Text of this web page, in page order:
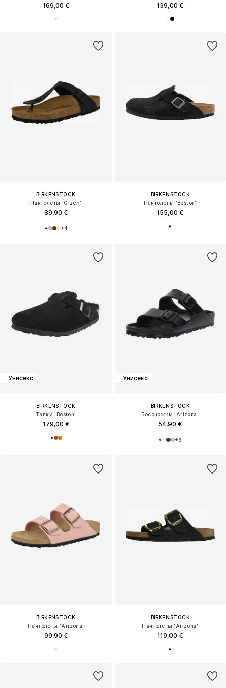
169,00 € 139,00 €
BIRKENSTOCK
Пантолеты 'Gizeh'
89,90 €
+4
BIRKENSTOCK
Пантолеты 'Boston'
155,00 €
Унисекс
BIRKENSTOCK
Тапки 'Boston'
179,00 €
Унисекс
BIRKENSTOCK
Босоножки 'Arizona'
54,90 €
+6
BIRKENSTOCK
Пантолеты 'Arizona'
99,90 €
BIRKENSTOCK
Пантолеты 'Arizona'
119,00 €